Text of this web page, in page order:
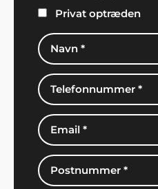
Privat optræden